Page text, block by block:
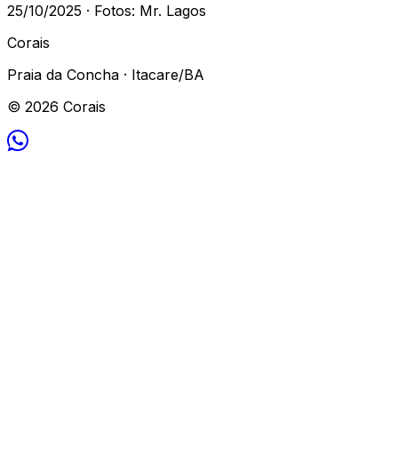
25/10/2025 · Fotos: Mr. Lagos
Corais
Praia da Concha · Itacare/BA
© 2026 Corais